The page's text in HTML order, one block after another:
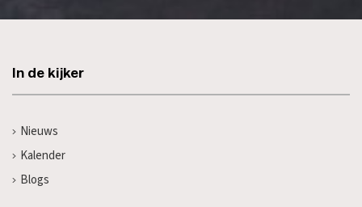
In de kijker
Nieuws
Kalender
Blogs